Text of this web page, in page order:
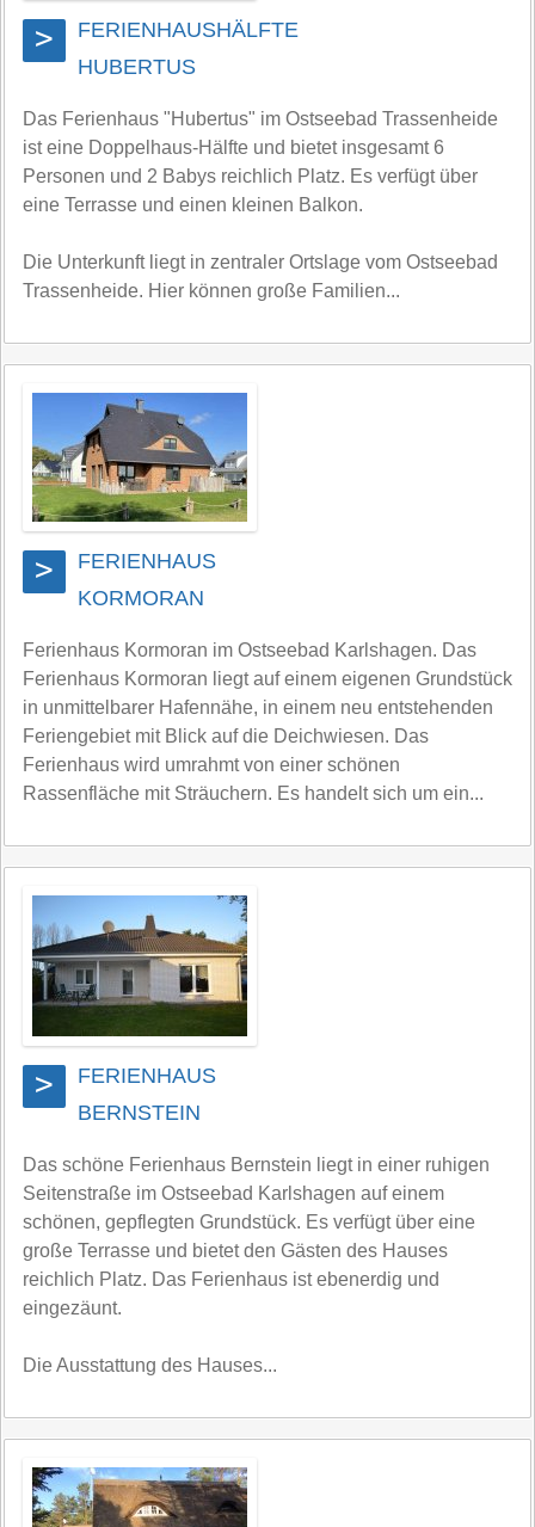
>
FERIENHAUSHÄLFTE
HUBERTUS
Das Ferienhaus "Hubertus" im Ostseebad Trassenheide
ist eine Doppelhaus-Hälfte und bietet insgesamt 6
Personen und 2 Babys reichlich Platz. Es verfügt über
eine Terrasse und einen kleinen Balkon.
Die Unterkunft liegt in zentraler Ortslage vom Ostseebad
Trassenheide. Hier können große Familien...
>
FERIENHAUS
KORMORAN
Ferienhaus Kormoran im Ostseebad Karlshagen. Das
Ferienhaus Kormoran liegt auf einem eigenen Grundstück
in unmittelbarer Hafennähe, in einem neu entstehenden
Feriengebiet mit Blick auf die Deichwiesen. Das
Ferienhaus wird umrahmt von einer schönen
Rassenfläche mit Sträuchern. Es handelt sich um ein...
>
FERIENHAUS
BERNSTEIN
Das schöne Ferienhaus Bernstein liegt in einer ruhigen
Seitenstraße im Ostseebad Karlshagen auf einem
schönen, gepflegten Grundstück. Es verfügt über eine
große Terrasse und bietet den Gästen des Hauses
reichlich Platz. Das Ferienhaus ist ebenerdig und
eingezäunt.
Die Ausstattung des Hauses...